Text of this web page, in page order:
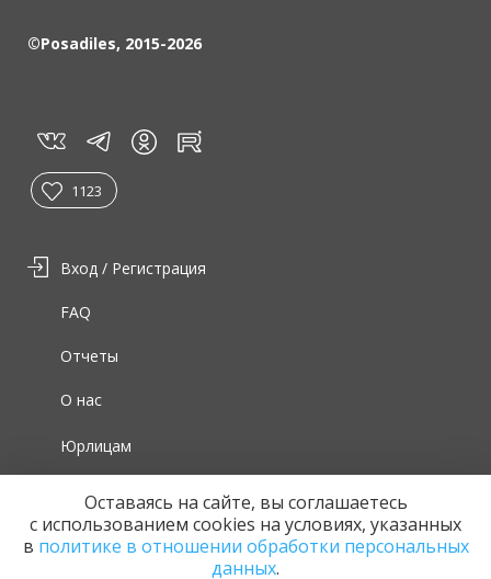
©Posadiles, 2015-2026
vk tg in rt
1123
Вход / Регистрация
Для волонтеров
Юрлицам
О нас
Отчеты
FAQ
Оставаясь на сайте, вы соглашаетесь
с использованием cookies на условиях, указанных
в политике в отношении обработки персональных
данных.